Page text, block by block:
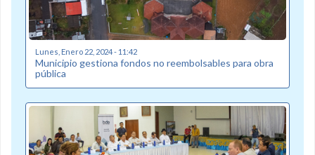
Lunes, Enero 22, 2024 - 11:42
Municipio gestiona fondos no reembolsables para obra
pública